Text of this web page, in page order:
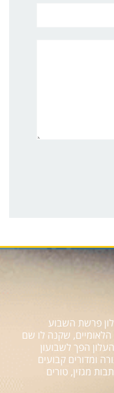
הוקם עלון פרשת השבוע
שקנה לו שם
הפך לשבועון
ומדורים קבועים
מגזין, טורים